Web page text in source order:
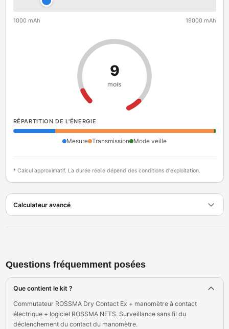
1000 mAh 19000 mAh
9
mois
RÉPARTITION DE L'ÉNERGIE
Mesure Transmission Mode veille
* Calcul approximatif. La durée réelle dépend des conditions d'exploitation.
Calculateur avancé
Questions fréquemment posées
Que contient le kit ?
Commutateur ROSSMA Dry Contact Ex + manomètre à contact
électrique + logiciel ROSSMA NETS. Surveillance sans fil du
déclenchement du contact du manomètre.